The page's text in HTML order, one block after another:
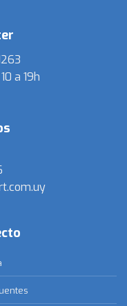
a 19h